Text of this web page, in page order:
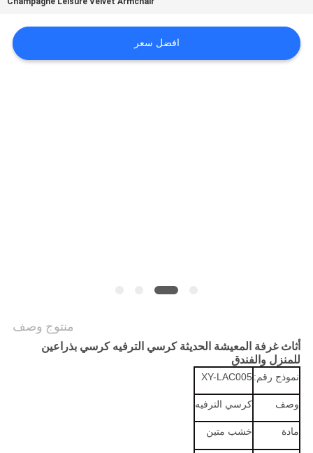
افضل سعر
منتوج وصف
أثاث غرفة المعيشة الحديثة كرسي الترفيه كرسي بذراعين
للمنزل والفندق
نموذج رقم: XY-LAC005
وصف كرسي الترفيه
مادة خشب متين